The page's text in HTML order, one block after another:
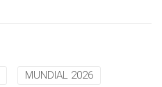
MUNDIAL 2026